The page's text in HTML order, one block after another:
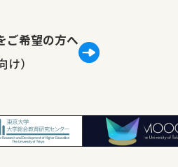
ご希望の方へ
）